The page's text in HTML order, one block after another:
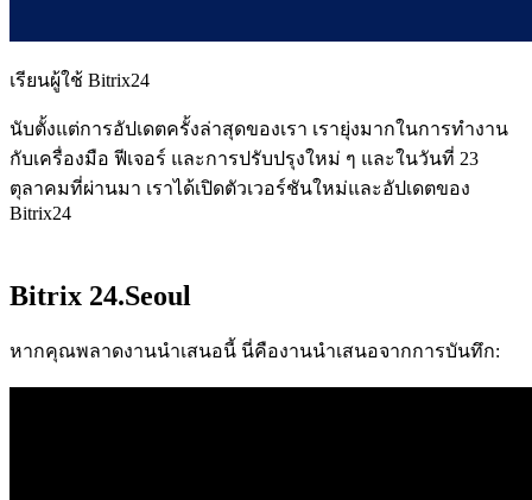
เรียนผู้ใช้ Bitrix24
นับตั้งแต่การอัปเดตครั้งล่าสุดของเรา เรายุ่งมากในการทำงาน
กับเครื่องมือ ฟีเจอร์ และการปรับปรุงใหม่ ๆ และในวันที่ 23
ตุลาคมที่ผ่านมา เราได้เปิดตัวเวอร์ชันใหม่และอัปเดตของ
Bitrix24
Bitrix 24.Seoul
หากคุณพลาดงานนำเสนอนี้ นี่คืองานนำเสนอจากการบันทึก: